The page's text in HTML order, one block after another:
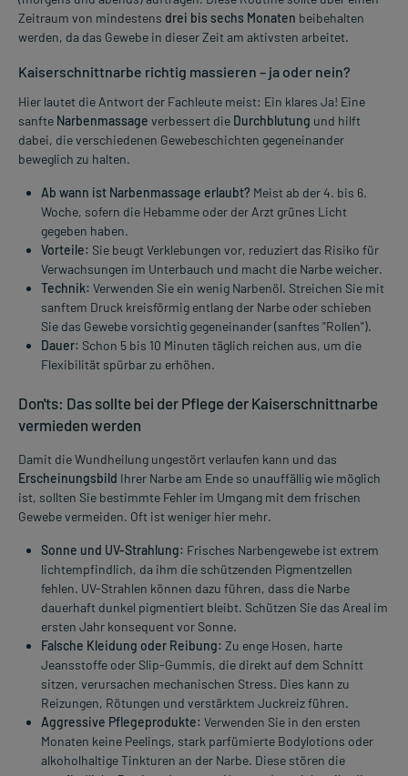
Zeitraum von mindestens drei bis sechs Monaten beibehalten
werden, da das Gewebe in dieser Zeit am aktivsten arbeitet.
Kaiserschnittnarbe richtig massieren – ja oder nein?
Hier lautet die Antwort der Fachleute meist: Ein klares Ja! Eine
sanfte Narbenmassage verbessert die Durchblutung und hilft
dabei, die verschiedenen Gewebeschichten gegeneinander
beweglich zu halten.
Ab wann ist Narbenmassage erlaubt? Meist ab der 4. bis 6.
Woche, sofern die Hebamme oder der Arzt grünes Licht
gegeben haben.
Vorteile: Sie beugt Verklebungen vor, reduziert das Risiko für
Verwachsungen im Unterbauch und macht die Narbe weicher.
Technik: Verwenden Sie ein wenig Narbenöl. Streichen Sie mit
sanftem Druck kreisförmig entlang der Narbe oder schieben
Sie das Gewebe vorsichtig gegeneinander (sanftes "Rollen").
Dauer: Schon 5 bis 10 Minuten täglich reichen aus, um die
Flexibilität spürbar zu erhöhen.
Don'ts: Das sollte bei der Pflege der Kaiserschnittnarbe
vermieden werden
Damit die Wundheilung ungestört verlaufen kann und das
Erscheinungsbild Ihrer Narbe am Ende so unauffällig wie möglich
ist, sollten Sie bestimmte Fehler im Umgang mit dem frischen
Gewebe vermeiden. Oft ist weniger hier mehr.
Sonne und UV-Strahlung: Frisches Narbengewebe ist extrem
lichtempfindlich, da ihm die schützenden Pigmentzellen
fehlen. UV-Strahlen können dazu führen, dass die Narbe
dauerhaft dunkel pigmentiert bleibt. Schützen Sie das Areal im
ersten Jahr konsequent vor Sonne.
Falsche Kleidung oder Reibung: Zu enge Hosen, harte
Jeansstoffe oder Slip-Gummis, die direkt auf dem Schnitt
sitzen, verursachen mechanischen Stress. Dies kann zu
Reizungen, Rötungen und verstärktem Juckreiz führen.
Aggressive Pflegeprodukte: Verwenden Sie in den ersten
Monaten keine Peelings, stark parfümierte Bodylotions oder
alkoholhaltige Tinkturen an der Narbe. Diese stören die